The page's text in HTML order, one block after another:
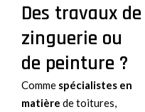
Des travaux de
zinguerie ou
de peinture ?
Comme spécialistes en
matière de toitures,